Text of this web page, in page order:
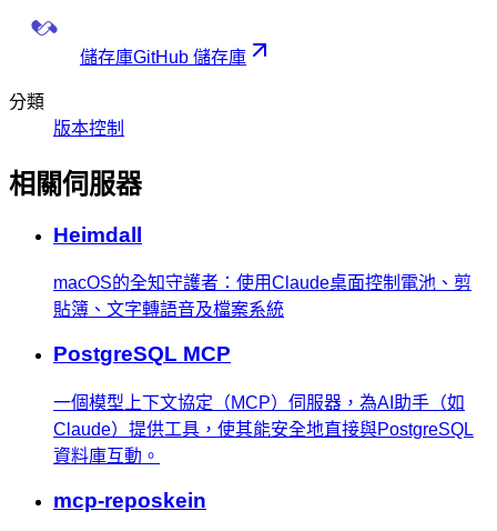
儲存庫GitHub 儲存庫
分類
版本控制
相關伺服器
Heimdall
macOS的全知守護者：使用Claude桌面控制電池、剪
貼簿、文字轉語音及檔案系統
PostgreSQL MCP
一個模型上下文協定（MCP）伺服器，為AI助手（如
Claude）提供工具，使其能安全地直接與PostgreSQL
資料庫互動。
mcp-reposkein